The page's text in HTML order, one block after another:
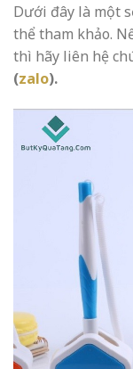
Dưới đây là một
thể tham khảo.
thì hãy liên hệ
(zalo).